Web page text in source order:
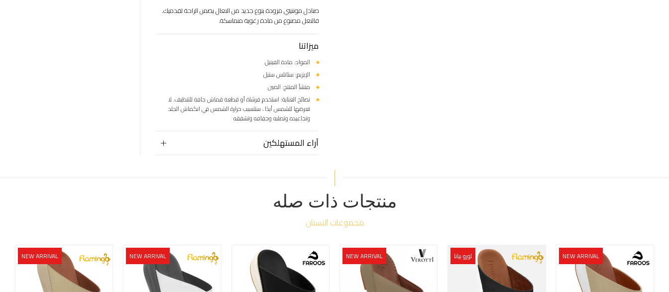
صنادل مونتيني مزودة بنوع جديد من النعال يضمن الراحة لقدميك.
فالنعل مصنوع من مادة رغوية متماسكة.
ميزاتنا
المواد: مادة الفينيل
الإبزيم: ستانلس ستيل
منشأ المنتج: الصين
نصائح العناية: استخدم فرشاة أو قطعة قماش جافة للتنظيف. لا
تعرضها للشمس أبدًا ، ستتسبب حرارة الشمس في انكماش الجلد
وتجاعيده وتصلبه وجفافه وتشققه
آراء المستهلكين
منتجات ذات صله
مجموعات البستان
NEW ARRIVAL NEW ARRIVAL NEW ARRIVAL لورو بيانا NEW ARRIVAL